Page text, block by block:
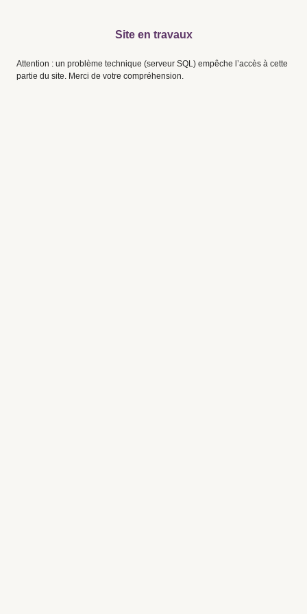
Site en travaux
Attention : un problème technique (serveur SQL) empêche l’accès à cette
partie du site. Merci de votre compréhension.